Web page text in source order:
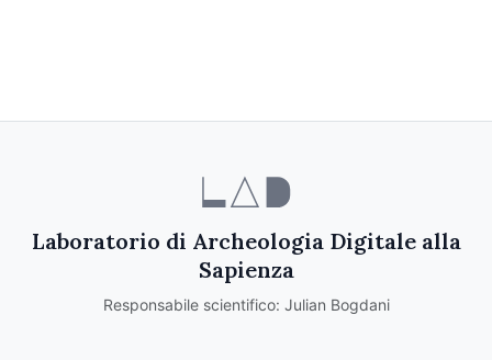
Laboratorio di Archeologia Digitale alla
Sapienza
Responsabile scientifico: Julian Bogdani